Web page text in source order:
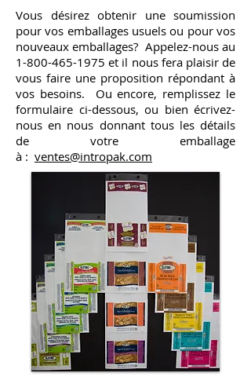
Vous désirez obtenir une soumission
pour vos emballages usuels ou pour vos
nouveaux emballages? Appelez-nous au
1-800-465-1975 et il nous fera plaisir de
vous faire une proposition répondant à
vos besoins. Ou encore, remplissez le
formulaire ci-dessous, ou bien écrivez-
nous en nous donnant tous les détails
de votre emballage
à : ventes@intropak.com